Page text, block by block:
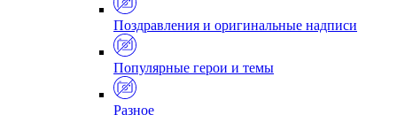
Поздравления и оригинальные надписи
Популярные герои и темы
Разное